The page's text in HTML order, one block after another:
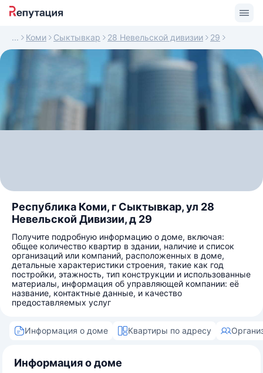
Коми Сыктывкар 28 Невельской дивизии 29
Республика Коми, г Сыктывкар, ул 28
Невельской Дивизии, д 29
Получите подробную информацию о доме, включая:
общее количество квартир в здании, наличие и список
организаций или компаний, расположенных в доме,
детальные характеристики строения, такие как год
постройки, этажность, тип конструкции и использованные
материалы, информация об управляющей компании: её
название, контактные данные, и качество
предоставляемых услуг
Информация о доме Квартиры по адресу
Информация о доме